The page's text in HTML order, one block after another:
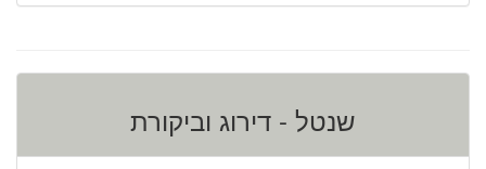
שנטל - דירוג וביקורת